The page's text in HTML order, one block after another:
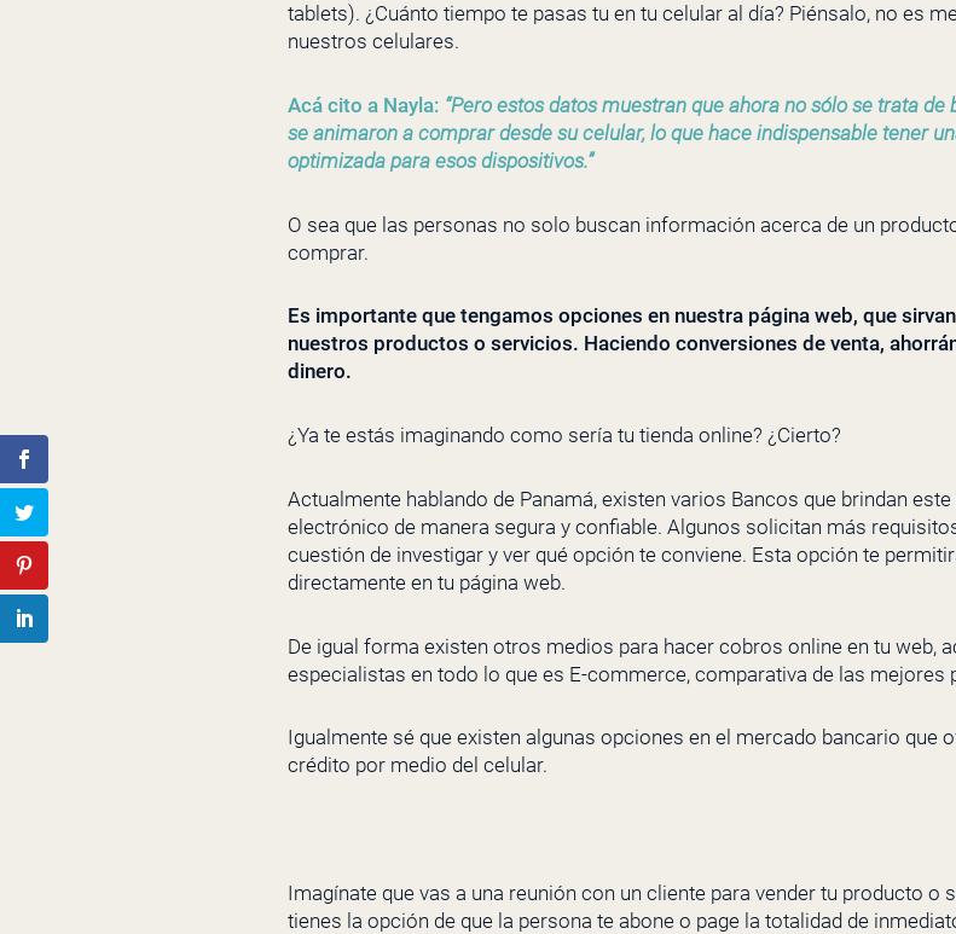
tablets). ¿Cuánto tiempo te pasas tu en tu celular al día? Piénsalo, no es
nuestros celulares.
Acá cito a Nayla: “Pero estos datos muestran que ahora no sólo se trata
se animaron a comprar desde su celular, lo que hace indispensable tener
optimizada para esos dispositivos.”
O sea que las personas no solo buscan información acerca de un
comprar.
Es importante que tengamos opciones en nuestra página web, que
nuestros productos o servicios. Haciendo conversiones de venta,
dinero.
¿Ya te estás imaginando como sería tu tienda online? ¿Cierto?
Actualmente hablando de Panamá, existen varios Bancos que brindan
electrónico de manera segura y confiable. Algunos solicitan más
cuestión de investigar y ver qué opción te conviene. Esta opción te
directamente en tu página web.
De igual forma existen otros medios para hacer cobros online en tu web,
especialistas en todo lo que es E-commerce, comparativa de las mejores
Igualmente sé que existen algunas opciones en el mercado bancario que
crédito por medio del celular.
Imagínate que vas a una reunión con un cliente para vender tu producto o
tienes la opción de que la persona te abone o page la totalidad de